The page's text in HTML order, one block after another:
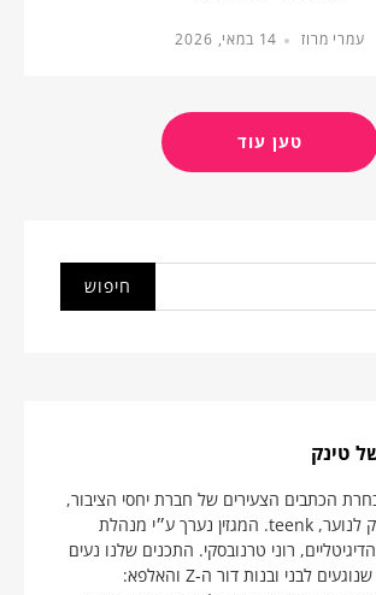
עמרי מרוז 14 במאי, 2026
טען עוד
טינק
הכתבים הצעירים של חברת יחסי הציבור,
המתמחה בשיווק לנוער, teenk. המגזין נערך ע״י מנהלת
רוני טרנובסקי. התכנים שלנו נעים
בין כל העולמות שנוגעים לבני ובנות דור ה-Z והאלפא: